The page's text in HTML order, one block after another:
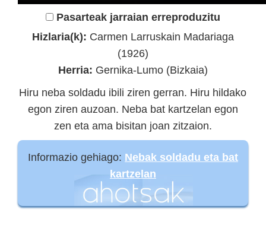
Pasarteak jarraian erreproduzitu
Hizlaria(k): Carmen Larruskain Madariaga
(1926)
Herria: Gernika-Lumo (Bizkaia)
Hiru neba soldadu ibili ziren gerran. Hiru hildako
egon ziren auzoan. Neba bat kartzelan egon
zen eta ama bisitan joan zitzaion.
Informazio gehiago: Nebak soldadu eta bat
kartzelan